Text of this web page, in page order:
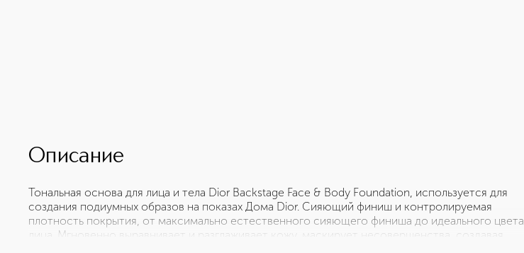
Описание
Тональная основа для лица и тела Dior Backstage Face & Body Foundation, используется для
создания подиумных образов на показах Дома Dior. Сияющий финиш и контролируемая
плотность покрытия, от максимально естественного сияющего финиша до идеального цвета
лица. Мгновенно выравнивает и разглаживает кожу, маскирует несовершенства, создавая